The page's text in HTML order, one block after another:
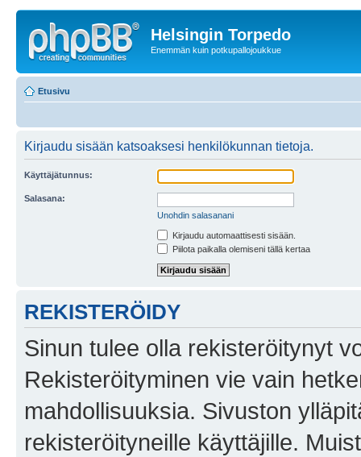
Helsingin Torpedo
Enemmän kuin potkupallojoukkue
Etusivu
Kirjaudu sisään katsoaksesi henkilökunnan tietoja.
Käyttäjätunnus:
Salasana:
Unohdin salasanani
Kirjaudu automaattisesti sisään.
Piilota paikalla olemiseni tällä kertaa
REKISTERÖIDY
Sinun tulee olla rekisteröitynyt
Rekisteröityminen vie vain
mahdollisuuksia. Sivuston
rekisteröityneille käyttäjille.